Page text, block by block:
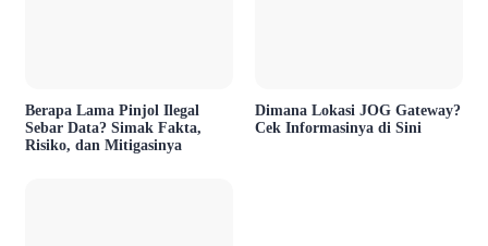
Berapa Lama Pinjol Ilegal
Sebar Data? Simak Fakta,
Risiko, dan Mitigasinya
Dimana Lokasi JOG Gateway?
Cek Informasinya di Sini